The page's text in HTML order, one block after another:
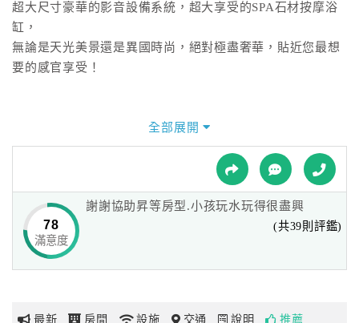
特
色
民
宿
球
網
玩
超大尺寸豪華的影音設備系統，超大享受的SPA石材按摩浴
缸，
無論是天光美景還是異國時尚，絕對極盡奢華，貼近您最想
要的感官享受！
全部展開
78
滿意度
謝謝協助昇等房型.小孩玩水玩得很盡興
(共39則評鑑)
最新 房間 設施 交通 說明 推薦